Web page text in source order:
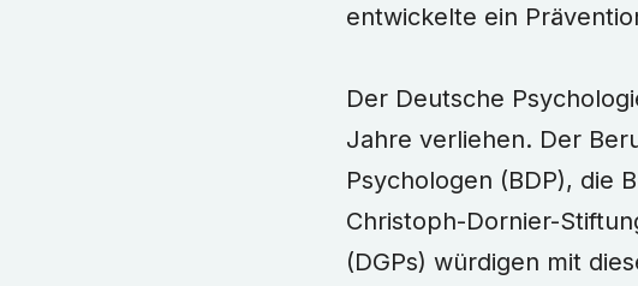
entwickelte ein
Der Deutsche
Jahre verliehen. Der
Psychologen (BDP), die
Christoph-Dornier-
(DGPs) würdigen mit